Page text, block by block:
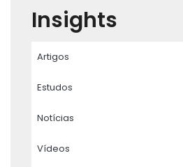
Insights
Artigos
Estudos
Notícias
Vídeos